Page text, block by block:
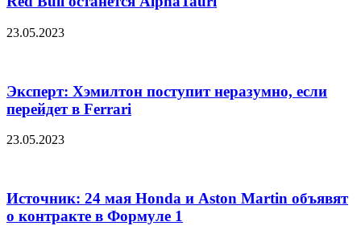
23.05.2023
Эксперт: Хэмилтон поступит неразумно, если
перейдет в Ferrari
23.05.2023
Источник: 24 мая Honda и Aston Martin объявят
о контракте в Формуле 1